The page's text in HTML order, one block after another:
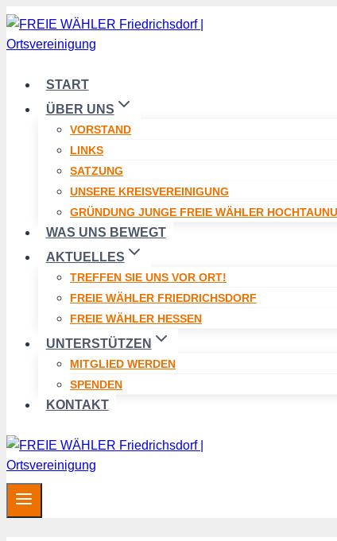
Zum
START
ÜBER UNS
VORSTAND
LINKS
SATZUNG
UNSERE KREISVEREINIGUNG
GRÜNDUNG JUNGE FREIE WÄHLER
WAS UNS BEWEGT
AKTUELLES
TREFFEN SIE UNS VOR ORT!
FREIE WÄHLER FRIEDRICHSDORF
FREIE WÄHLER HESSEN
UNTERSTÜTZEN
MITGLIED WERDEN
SPENDEN
KONTAKT